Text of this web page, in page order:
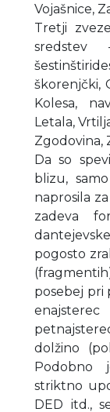
Vojašnice,
Tretji
sredstev
škorenjčki,
Kolesa,
Letala,
Zgodovina,
Da so
blizu,
naprosila
zadeva
pogosto
posebej pri
dolžino
Podobno
striktno
DED itd.,